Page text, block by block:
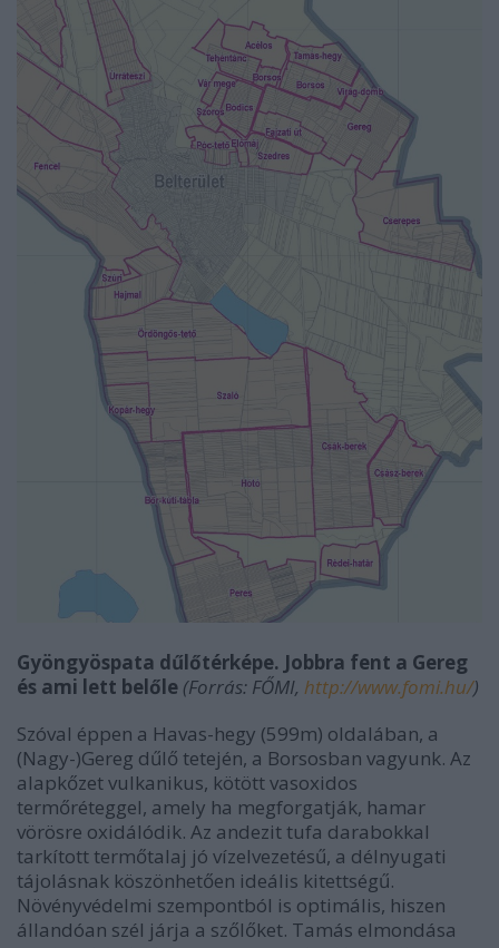
Gyöngyöspata dűlőtérképe. Jobbra fent a Gereg
és ami lett belőle (Forrás: FŐMI, http://www.fomi.hu/)
Szóval éppen a Havas-hegy (599m) oldalában, a
(Nagy-)Gereg dűlő tetején, a Borsosban vagyunk. Az
alapkőzet vulkanikus, kötött vasoxidos
termőréteggel, amely ha megforgatják, hamar
vörösre oxidálódik. Az andezit tufa darabokkal
tarkított termőtalaj jó vízelvezetésű, a délnyugati
tájolásnak köszönhetően ideális kitettségű.
Növényvédelmi szempontból is optimális, hiszen
állandóan szél járja a szőlőket. Tamás elmondása